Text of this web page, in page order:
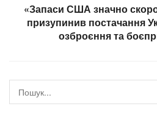
«Запаси США значно
призупинив постачання
озброєння та